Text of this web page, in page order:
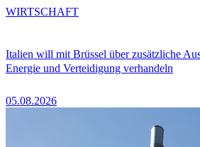
Italien will mit Brüssel über zusätzliche
Energie und Verteidigung verhandeln
05.08.2026
WIRTSCHAFT